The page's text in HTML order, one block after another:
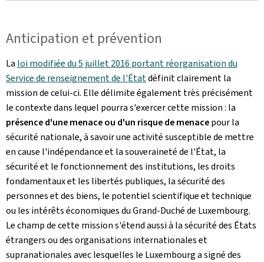
Anticipation et prévention
La loi modifiée du 5 juillet 2016 portant réorganisation du
Service de renseignement de l'Étatdéfinit clairement la
mission de celui-ci. Elle délimite également très précisément
le contexte dans lequel pourra s'exercer cette mission : la
présence d'une menace ou d'un risque de menacepour la
sécurité nationale, à savoir une activité susceptible de mettre
en cause l'indépendance et la souveraineté de l'État, la
sécurité et le fonctionnement des institutions, les droits
fondamentaux et les libertés publiques, la sécurité des
personnes et des biens, le potentiel scientifique et technique
ou les intérêts économiques du Grand-Duché de Luxembourg.
Le champ de cette mission s'étend aussi à la sécurité des États
étrangers ou des organisations internationales et
supranationales avec lesquelles le Luxembourg a signé des